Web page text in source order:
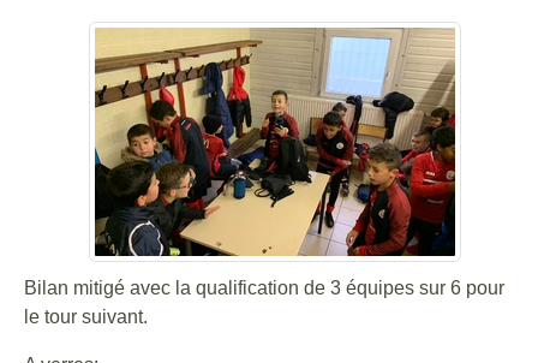
Bilan mitigé avec la qualification de 3 équipes sur 6 pour
le tour suivant.